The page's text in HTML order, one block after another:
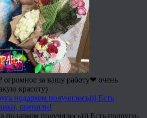
огромное за вашу работу❤ очень
красоту)
подарком получилось))) Есть подруги-